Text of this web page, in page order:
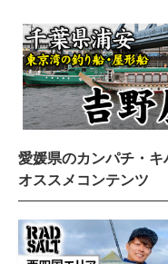
愛媛県のカンパチ・
オススメコンテンツ